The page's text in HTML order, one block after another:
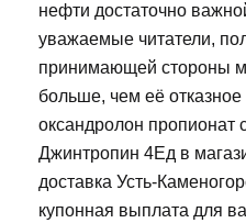
нефти достаточно
уважаемые читатели,
принимающей стороны
больше, чем её
оксандролон пропионат
Джинтропин 4Ед в
доставка Усть-
купонная выплата для